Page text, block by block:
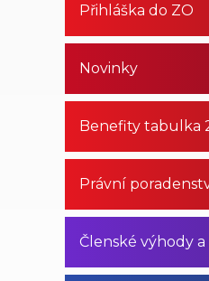
Přihláška do ZO
Novinky
Benefity tabulka
Právní
Členské výhody